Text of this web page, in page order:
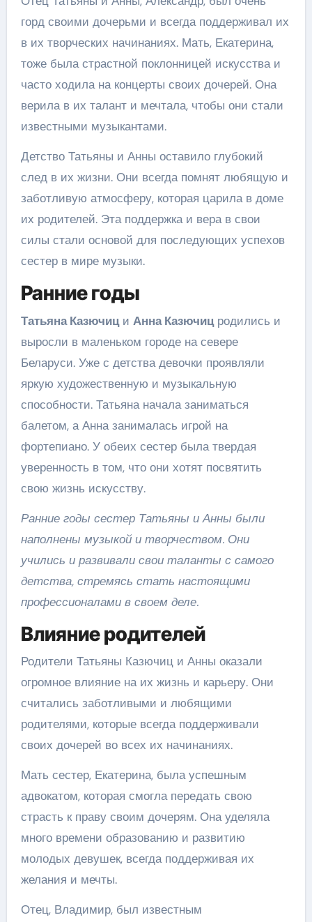
горд своими дочерьми и всегда поддерживал их
в их творческих начинаниях. Мать, Екатерина,
тоже была страстной поклонницей искусства и
часто ходила на концерты своих дочерей. Она
верила в их талант и мечтала, чтобы они стали
известными музыкантами.
Детство Татьяны и Анны оставило глубокий
след в их жизни. Они всегда помнят любящую и
заботливую атмосферу, которая царила в доме
их родителей. Эта поддержка и вера в свои
силы стали основой для последующих успехов
сестер в мире музыки.
Ранние годы
Татьяна Казючици Анна Казючицродились и
выросли в маленьком городе на севере
Беларуси. Уже с детства девочки проявляли
яркую художественную и музыкальную
способности. Татьяна начала заниматься
балетом, а Анна занималась игрой на
фортепиано. У обеих сестер была твердая
уверенность в том, что они хотят посвятить
свою жизнь искусству.
Ранние годы сестер Татьяны и Анны были
наполнены музыкой и творчеством. Они
учились и развивали свои таланты с самого
детства, стремясь стать настоящими
профессионалами в своем деле.
Влияние родителей
Родители Татьяны Казючиц и Анны оказали
огромное влияние на их жизнь и карьеру. Они
считались заботливыми и любящими
родителями, которые всегда поддерживали
своих дочерей во всех их начинаниях.
Мать сестер, Екатерина, была успешным
адвокатом, которая смогла передать свою
страсть к праву своим дочерям. Она уделяла
много времени образованию и развитию
молодых девушек, всегда поддерживая их
желания и мечты.
Отец, Владимир, был известным